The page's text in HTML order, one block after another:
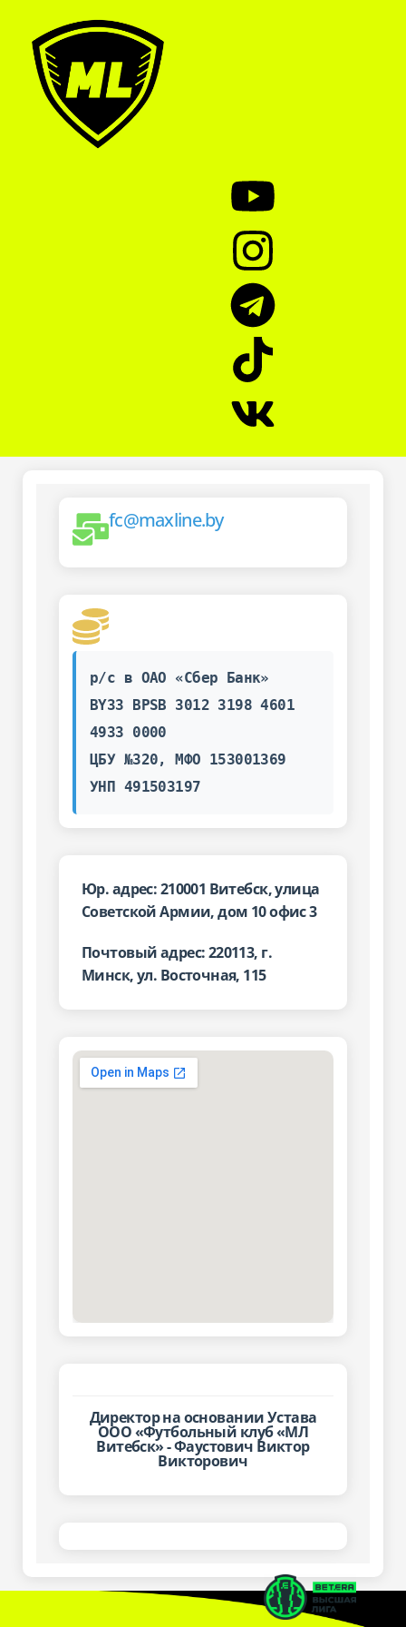
fc@maxline.by
р/с в ОАО «Сбер Банк»
BY33 BPSB 3012 3198 4601
4933 0000
ЦБУ №320, МФО 153001369
УНП 491503197
Юр. адрес: 210001 Витебск, улица
Советской Армии, дом 10 офис 3
Почтовый адрес: 220113, г.
Минск, ул. Восточная, 115
Директор на основании Устава
ООО «Футбольный клуб «МЛ
Витебск» - Фаустович Виктор
Викторович